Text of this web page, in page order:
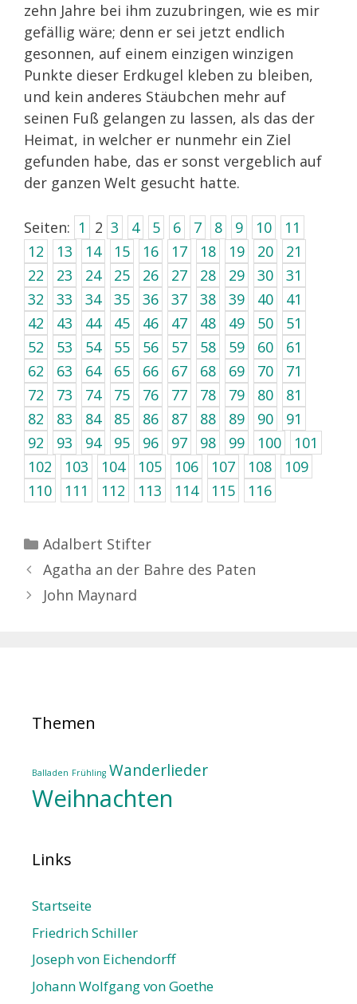
zehn Jahre bei ihm zuzubringen, wie es mir
gefällig wäre; denn er sei jetzt endlich
gesonnen, auf einem einzigen winzigen
Punkte dieser Erdkugel kleben zu bleiben,
und kein anderes Stäubchen mehr auf
seinen Fuß gelangen zu lassen, als das der
Heimat, in welcher er nunmehr ein Ziel
gefunden habe, das er sonst vergeblich auf
der ganzen Welt gesucht hatte.
Seiten: 1 2 3 4 5 6 7 8 9 10
11
12
13 14 15 16 17 18 19 20
21
22
23 24 25 26 27 28 29 30
31
32
33 34 35 36 37 38 39 40
41
42
43 44 45 46 47 48 49 50
51
52
53 54 55 56 57 58 59 60
61
62
63 64 65 66 67 68 69 70
71
72
73 74 75 76 77 78 79 80
81
82
83 84 85 86 87 88 89 90
91
92
93 94 95 96 97 98 99 100
101
102
103 104 105 106 107 108
109
110
111 112 113 114 115 116
Kategorien
Adalbert Stifter
Agatha an der Bahre des Paten
John Maynard
Themen
Balladen Frühling Wanderlieder
Weihnachten
Links
Startseite
Friedrich Schiller
Joseph von Eichendorff
Johann Wolfgang von Goethe